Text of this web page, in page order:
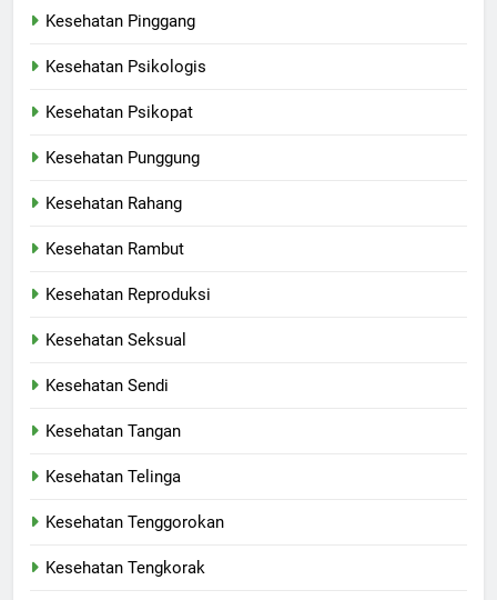
Kesehatan Pinggang
Kesehatan Psikologis
Kesehatan Psikopat
Kesehatan Punggung
Kesehatan Rahang
Kesehatan Rambut
Kesehatan Reproduksi
Kesehatan Seksual
Kesehatan Sendi
Kesehatan Tangan
Kesehatan Telinga
Kesehatan Tenggorokan
Kesehatan Tengkorak